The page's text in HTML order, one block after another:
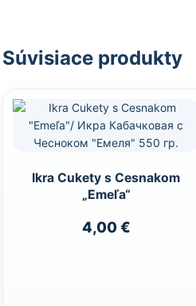
Súvisiace produkty
Ikra Cukety s Cesnakom
„Emeľa“
4,00€